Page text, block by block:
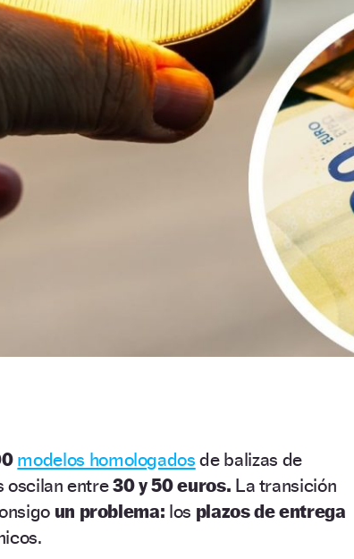
modelos homologados de balizas de
oscilan entre30 y 50 euros. La transición
un problema: los plazos de entrega